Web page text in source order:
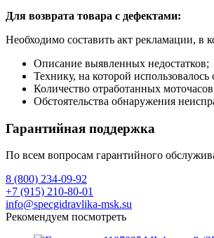
Для возврата товара с дефектами:
Необходимо составить акт рекламации, в
Описание выявленных недостатков;
Технику, на которой использовалось
Количество отработанных
Обстоятельства обнаружения
Гарантийная поддержка
По всем вопросам гарантийного
8 (800) 234-09-92
+7 (915) 210-80-01
info@specgidravlika-msk.su
Рекомендуем посмотреть